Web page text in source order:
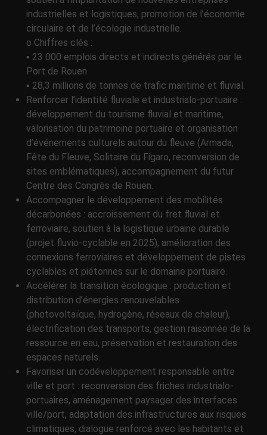
industrielles et logistiques, promotion de l’économie
circulaire et de l’écologie industrielle.
o Chiffres clés :
▪ 23 000 emplois directs et indirects générés par le
Port de Rouen
▪ 28,3 millions de tonnes de trafic maritime et fluvial.
Renforcer l’identité fluviale et industrialo-portuaire :
développement du tourisme fluvial et maritime,
valorisation du patrimoine portuaire et organisation
d’événements culturels autour du fleuve (Armada,
Fête du Fleuve, Solitaire du Figaro, reconversion de
sites emblématiques), accompagnement du futur
Centre des Congrès de Rouen.
Accompagner le développement des mobilités
décarbonées : accroissement du fret fluvial et
ferroviaire, soutien à la logistique urbaine durable
(projet fluvio-cyclable en 2025), amélioration des
connexions ferroviaires et développement de pistes
cyclables et piétonnes sur le domaine portuaire.
Accélérer la transition écologique : production et
distribution d’énergies renouvelables
(photovoltaïque, hydrogène, réseaux de chaleur),
électrification des transports, gestion raisonnée de la
ressource en eau, préservation et restauration des
espaces naturels.
Favoriser un codéveloppement responsable entre
ville et port : reconversion des friches industrialo-
portuaires, aménagement paysager des interfaces
ville/port, adaptation des infrastructures aux risques
climatiques, dialogue renforcé avec les habitants et